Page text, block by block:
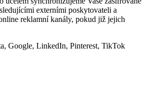
externími poskytovateli a
reklamní kanály, pokud již jejich
Google, LinkedIn, Pinterest, TikTok